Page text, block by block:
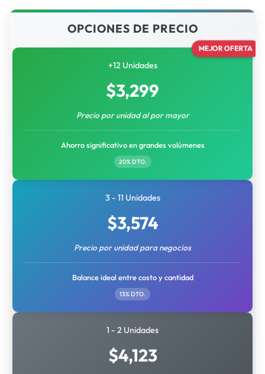
OPCIONES DE PRECIO
MEJOR OFERTA
+12 Unidades
$3,299
Precio por unidad al por mayor
Ahorro significativo en grandes volúmenes
20% DTO.
3 - 11 Unidades
$3,574
Precio por unidad para negocios
Balance ideal entre costo y cantidad
13% DTO.
1 - 2 Unidades
$4,123